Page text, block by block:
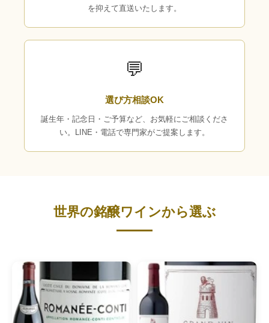
を抑えて直送いたします。
💬
選び方相談OK
誕生年・記念日・ご予算など、お気軽にご相談くださ
い。LINE・電話で専門家がご提案します。
世界の銘醸ワインから選ぶ